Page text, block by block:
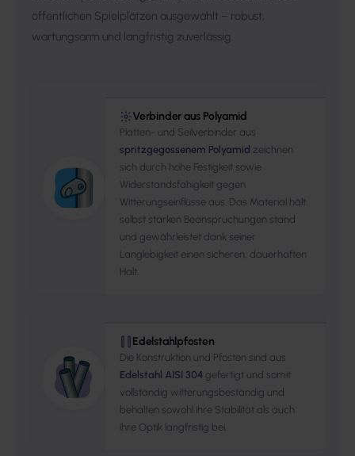
öffentlichen Spielplätzen ausgewählt – robust,
wartungsarm und langfristig zuverlässig.
Verbinder aus Polyamid
Platten- und Seilverbinder aus
spritzgegossenem Polyamid zeichnen
sich durch hohe Festigkeit sowie
Widerstandsfähigkeit gegen
Witterungseinflüsse aus. Das Material hält
selbst starken Beanspruchungen stand
und gewährleistet dank seiner
Langlebigkeit einen sicheren, dauerhaften
Halt.
Edelstahlpfosten
Die Konstruktion und Pfosten sind aus
Edelstahl AISI 304 gefertigt und somit
vollständig witterungsbeständig und
behalten sowohl ihre Stabilität als auch
ihre Optik langfristig bei.